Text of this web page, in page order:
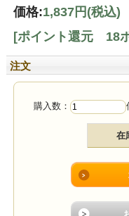
価格:1,837円 (税込)
[ポイント還元 18
注文
購入数：
在